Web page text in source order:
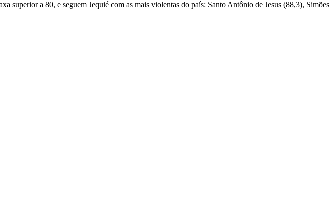
superior a 80, e seguem Jequié com as mais violentas do país: Santo Antônio de Jesus (88,3), Simões